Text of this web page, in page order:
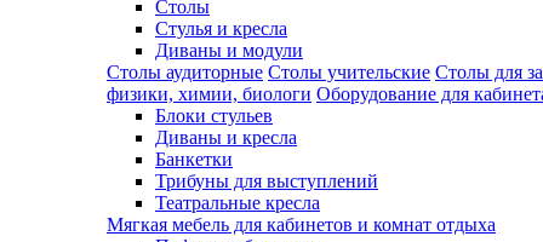
Столы
Стулья и кресла
Диваны и модули
Столы аудиторные Столы учительские Столы для
физики, химии, биологи Оборудование для
Блоки стульев
Диваны и кресла
Банкетки
Трибуны для выступлений
Театральные кресла
Мягкая мебель для кабинетов и комнат отдыха